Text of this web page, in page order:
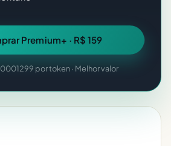
Premium+ · R$ 159
por token · Melhor valor